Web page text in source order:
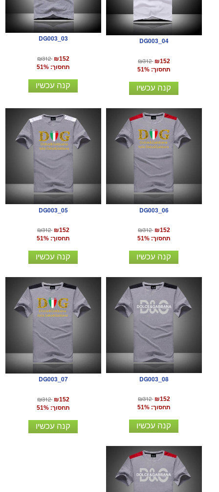
DG003_03
₪312 ₪152
תחסוך: 51%
קנה עכשיו
DG003_04
₪312 ₪152
תחסוך: 51%
קנה עכשיו
DG003_05
₪312 ₪152
תחסוך: 51%
קנה עכשיו
DG003_06
₪312 ₪152
תחסוך: 51%
קנה עכשיו
DG003_07
₪312 ₪152
תחסוך: 51%
קנה עכשיו
DG003_08
₪312 ₪152
תחסוך: 51%
קנה עכשיו